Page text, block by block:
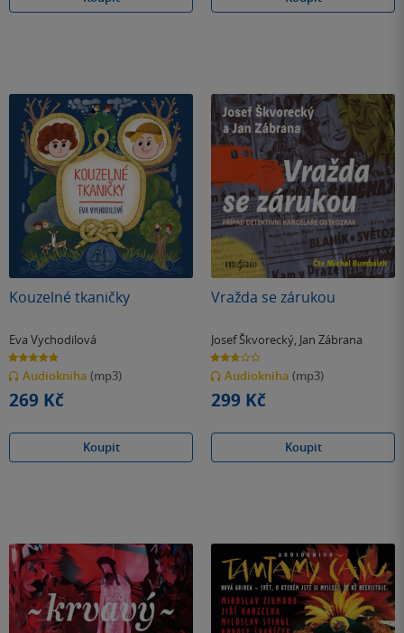
Kouzelné tkaničky
Eva Vychodilová
5.0
z
5
hvězdiček
Audiokniha (mp3)
269 Kč
Koupit
Vražda se zárukou
Josef Škvorecký, Jan Zábrana
2.7
z
5
hvězdiček
Audiokniha (mp3)
299 Kč
Koupit